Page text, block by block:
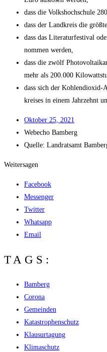
dass die Volks­hoch­schu­le
dass der Land­kreis die
dass das Lite­ra­tur­fes­ti­val
nom­men werden,
dass die zwölf
mehr als 200.000
dass sich der Koh­len­di­oxid-
krei­ses in einem Jahr­zehnt
Okto­ber 25, 2021
Web­echo Bamberg
Quel­le: Land­rats­amt
Weitersagen
Facebook
Messenger
Twitter
Whatsapp
Email
TAGS:
Bamberg
Corona
Gemeinden
Katastrophenschutz
Klausurtagung
Klimaschutz